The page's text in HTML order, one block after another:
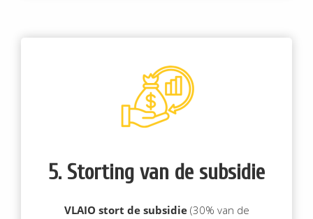
5. Storting van de subsidie
VLAIO stort de subsidie(30% van de